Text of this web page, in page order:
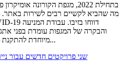
בתחילת 2022, מגפת הקורונה
מה שהביא לקשיים רבים לשירות באתר.
והבקרה של המגפות עומדת בפני
מיוחדת להתקנת מערכת ייבוש מים בשטח...